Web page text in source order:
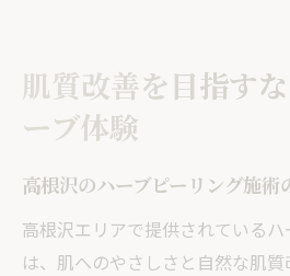
肌質改善を目指す
ーブ体験
高根沢のハーブピーリング施術
高根沢エリアで提供されている
は、肌へのやさしさと自然な肌